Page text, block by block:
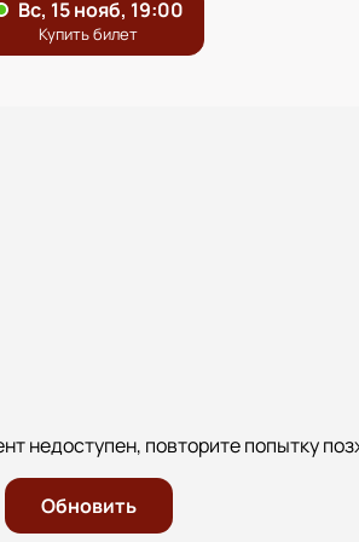
недоступен, повторите попытку
Обновить